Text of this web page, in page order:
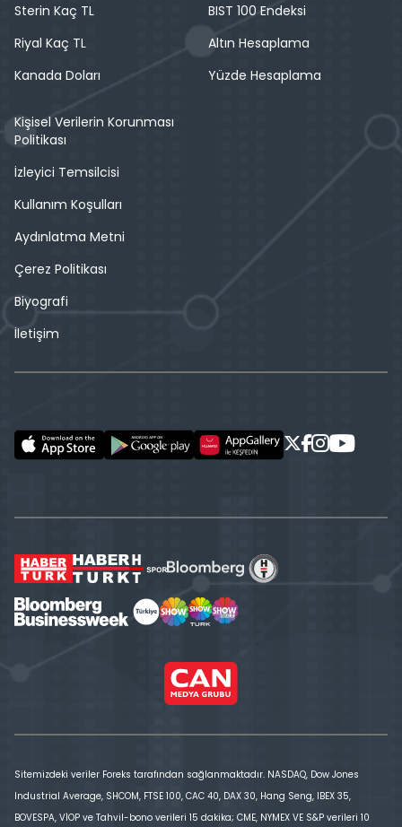
Sterin Kaç TL
Riyal Kaç TL
Kanada Doları
BIST 100 Endeksi
Altın Hesaplama
Yüzde Hesaplama
Kişisel Verilerin Korunması
Politikası
İzleyici Temsilcisi
Kullanım Koşulları
Aydınlatma Metni
Çerez Politikası
Biyografi
İletişim
Sitemizdeki veriler Foreks tarafından sağlanmaktadır. NASDAQ, Dow Jones
Industrial Average, SHCOM, FTSE 100, CAC 40, DAX 30, Hang Seng, IBEX 35,
BOVESPA, VİOP ve Tahvil-bono verileri 15 dakika; CME, NYMEX VE S&P verileri 10